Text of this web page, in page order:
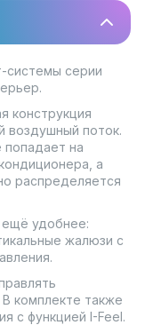
системы серии
конструкция
воздушный поток.
на
а
распределяется
ещё удобнее:
жалюзи с
комплекте также
с функцией I-Feel.